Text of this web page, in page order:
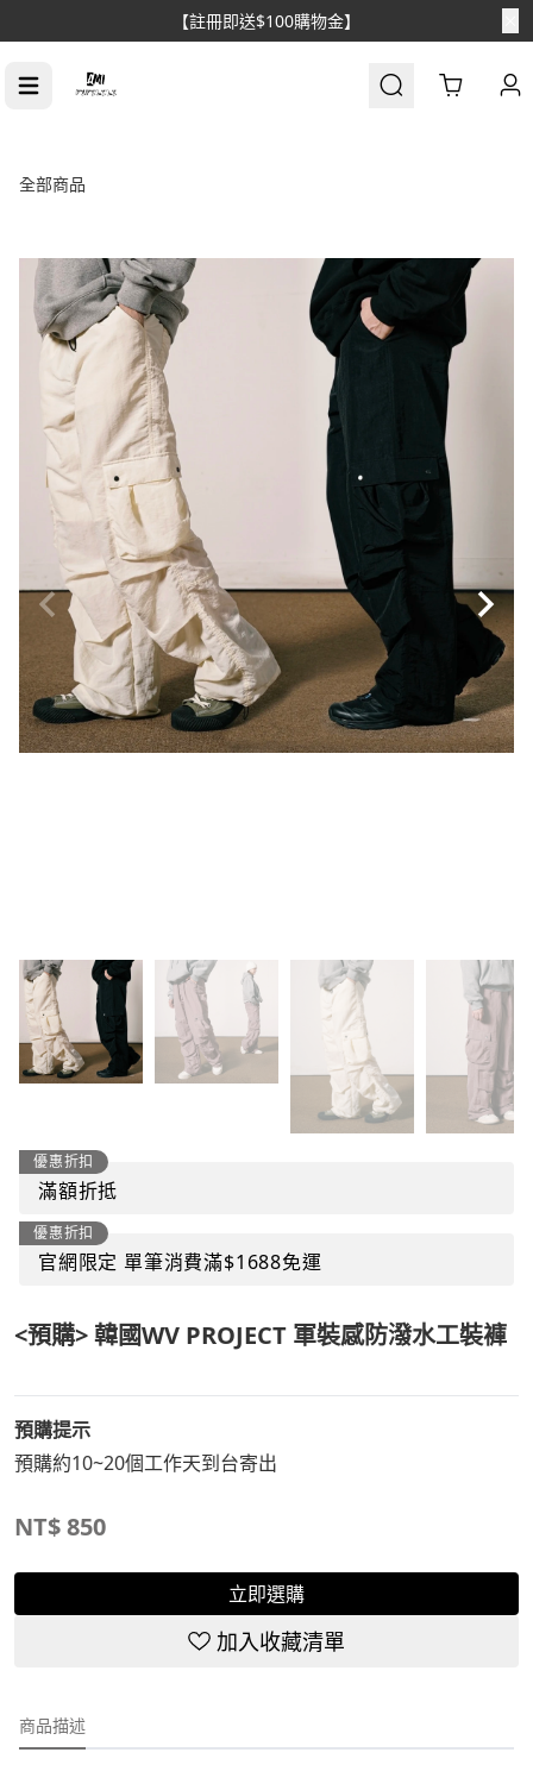
【註冊即送$100購物金】
Cart
全部商品
優惠折扣
滿額折抵
優惠折扣
官網限定 單筆消費滿$1688免運
<預購> 韓國WV PROJECT 軍裝感防潑水工裝褲
預購提示
預購約10~20個工作天到台寄出
NT$850
立即選購
加入收藏清單
商品描述